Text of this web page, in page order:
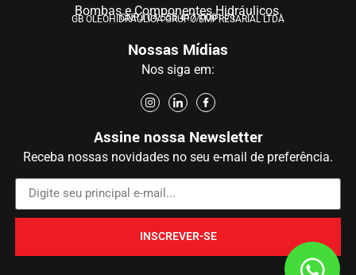
Bombas e Componentes Hidráulicos.
GB OLEOHIDRÁULICA GRUPO EMPRESARIAL LTDA
CNPJ 04.555.417/0001-71
Nossas Mídias
Nos siga em:
Assine nossa Newsletter
Receba nossas novidades no seu e-mail de preferência.
INSCREVER-SE